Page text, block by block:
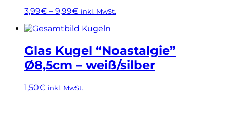
werden
auf.
Die
Optionen
auf
der
Produktseite
werden
3,99€ – 9,99€ inkl. MwSt.
Dieses
weist
mehrere
Varianten
Die
Glas Kugel “Noastalgie”
Ø8,5cm – weiß/silber
1,50€ inkl. MwSt.